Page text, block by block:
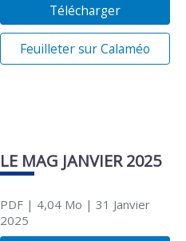
Télécharger
Feuilleter sur Calaméo
LE MAG JANVIER 2025
PDF| 4,04 Mo | 31 Janvier
2025